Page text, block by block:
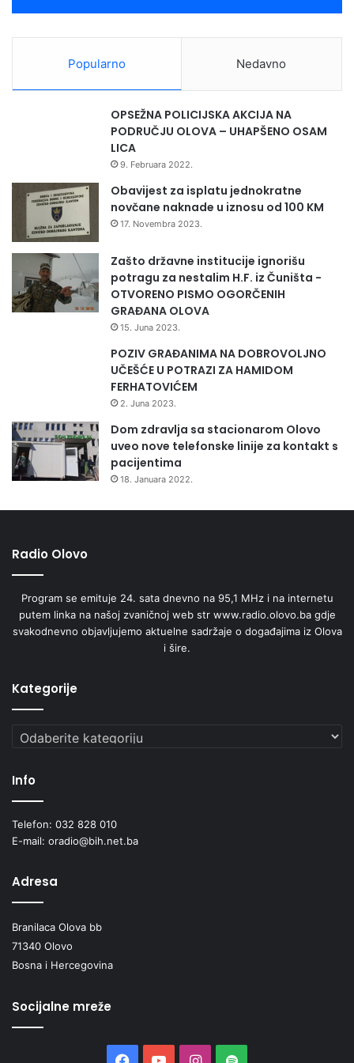
Popularno Nedavno
OPSEŽNA POLICIJSKA AKCIJA NA
PODRUČJU OLOVA – UHAPŠENO OSAM
LICA
9. Februara 2022.
Obavijest za isplatu jednokratne
novčane naknade u iznosu od 100 KM
17. Novembra 2023.
Zašto državne institucije ignorišu
potragu za nestalim H.F. iz Čuništa -
OTVORENO PISMO OGORČENIH
GRAĐANA OLOVA
15. Juna 2023.
POZIV GRAĐANIMA NA DOBROVOLJNO
UČEŠĆE U POTRAZI ZA HAMIDOM
FERHATOVIĆEM
2. Juna 2023.
Dom zdravlja sa stacionarom Olovo
uveo nove telefonske linije za kontakt s
pacijentima
18. Januara 2022.
Radio Olovo
Program se emituje 24. sata dnevno na 95,1 MHz i na internetu
putem linka na našoj zvaničnoj web str www.radio.olovo.ba gdje
svakodnevno objavljujemo aktuelne sadržaje o događajima iz Olova
i šire.
Kategorije
Kategorije
Info
Telefon: 032 828 010
E-mail: oradio@bih.net.ba
Adresa
Branilaca Olova bb
71340 Olovo
Bosna i Hercegovina
Socijalne mreže